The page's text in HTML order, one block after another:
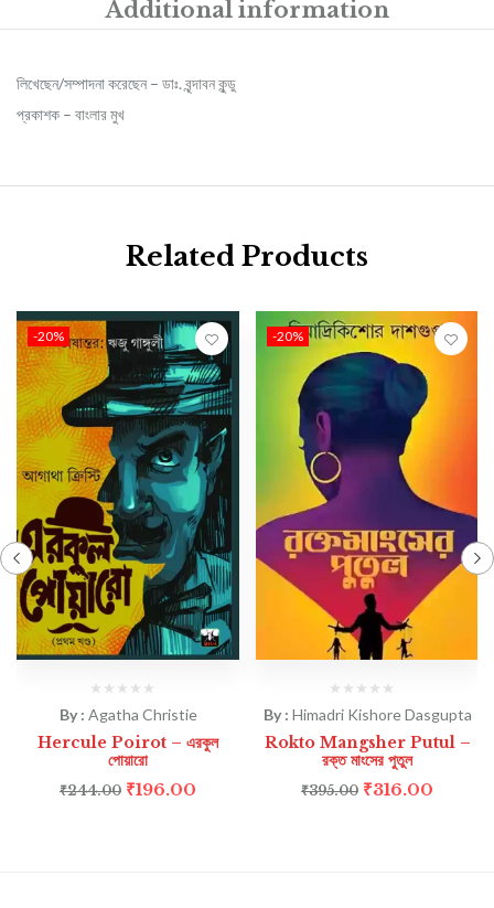
Additional information
লিখেছেন/সম্পাদনা করেছেন – ডাঃ. বৃন্দাবন কুন্ডু
প্রকাশক – বাংলার মুখ
Related Products
-20%
By : Agatha Christie
Hercule Poirot – এরকুল
পোয়ারো
₹244.00 ₹196.00
-20%
By : Himadri Kishore Dasgupta
Rokto Mangsher Putul –
রক্ত মাংসের পুতুল
₹395.00 ₹316.00